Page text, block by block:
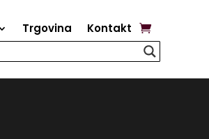
Trgovina Kontakt